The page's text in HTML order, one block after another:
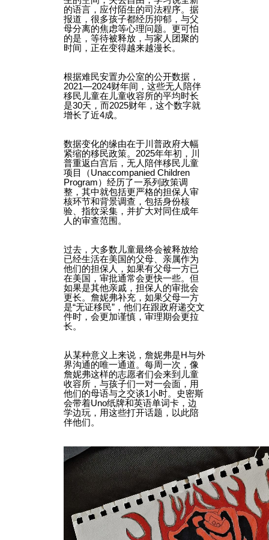
的语言，应付陌生的司法程序。据
报道，很多孩子都经历抑郁，与父
母分离的焦虑等心理问题。更可怕
的是，等待被释放，与家人团聚的
时间，正在变得越来越漫长。
根据难民安置办公室的公开数据，
2021—2024财年间，这些无人陪伴
移民儿童在儿童收容所的平均时长
是30天，而2025财年，这个数字就
增长了近4成。
数据变化的缘由在于川普政府大幅
紧缩的移民政策。2025年年初，川
普重返白宫后，无人陪伴移民儿童
项目（Unaccompanied Children
Program）经历了一系列政策调
整，其中就包括更严格的担保人审
核环节和背景调查，包括身份核
验、指纹采集，并扩大对同住成年
人的审查范围。
过去，大多数儿童最终会被释放给
已经生活在美国的父母、亲属作为
他们的担保人，如果有父母一方已
在美国，审批通常会更快一些。但
如果是其他亲戚，担保人的审批会
更长。詹妮弗补充，如果父母一方
是“无证移民”，他们在跟政府递交文
件时，会更加谨慎，审理期会更拉
长。
从某种意义上来说，詹妮弗是H与外
界沟通的唯一通道。每周一次，像
詹妮弗这样的志愿者们会来到儿童
收容所，与孩子们一对一会面，用
他们的母语与之交谈1小时。史密斯
会带着Uno纸牌和英语单词卡，边
学边玩，用这些打开话题，以此陪
伴他们。